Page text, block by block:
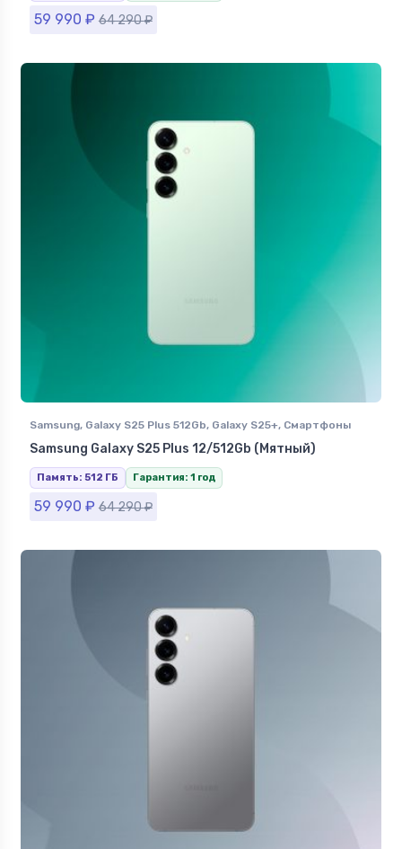
59 990 ₽ 64 290₽
Samsung, Galaxy S25 Plus 512Gb, Galaxy S25+, Смартфоны
Samsung в Ставрополе
Samsung Galaxy S25 Plus 12/512Gb (Мятный)
Память: 512 ГБ Гарантия: 1 год
59 990 ₽ 64 290₽